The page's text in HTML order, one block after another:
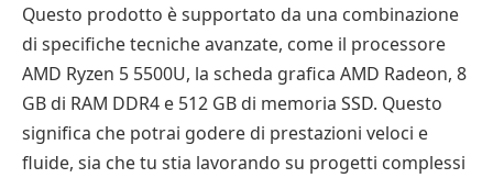
Questo prodotto è supportato da una combinazione
di specifiche tecniche avanzate, come il processore
AMD Ryzen 5 5500U, la scheda grafica AMD Radeon, 8
GB di RAM DDR4 e 512 GB di memoria SSD. Questo
significa che potrai godere di prestazioni veloci e
fluide, sia che tu stia lavorando su progetti complessi